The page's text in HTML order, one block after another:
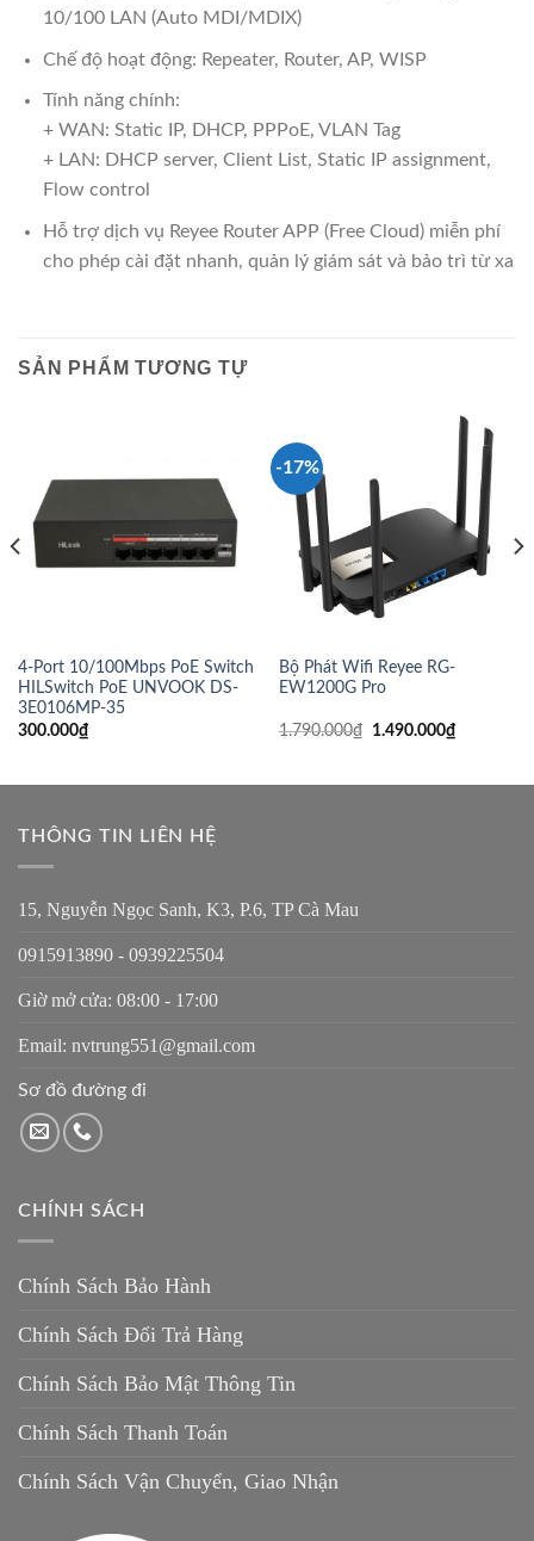
10/100 LAN (Auto MDI/MDIX)
Chế độ hoạt động: Repeater, Router, AP, WISP
Tính năng chính:
+ WAN: Static IP, DHCP, PPPoE, VLAN Tag
+ LAN: DHCP server, Client List, Static IP assignment,
Flow control
Hỗ trợ dịch vụ Reyee Router APP (Free Cloud) miễn phí
cho phép cài đặt nhanh, quản lý giám sát và bảo trì từ xa
SẢN PHẨM TƯƠNG TỰ
4-Port 10/100Mbps PoE Switch
HILSwitch PoE UNVOOK DS-
3E0106MP-35
300.000₫
-17%
Bộ Phát Wifi Reyee RG-
EW1200G Pro
1.790.000₫ 1.490.000₫
THÔNG TIN LIÊN HỆ
15, Nguyễn Ngọc Sanh, K3, P.6, TP Cà Mau
0915913890 - 0939225504
Giờ mở cửa: 08:00 - 17:00
Email: nvtrung551@gmail.com
Sơ đồ đường đi
CHÍNH SÁCH
Chính Sách Bảo Hành
Chính Sách Đổi Trả Hàng
Chính Sách Bảo Mật Thông Tin
Chính Sách Thanh Toán
Chính Sách Vận Chuyển, Giao Nhận